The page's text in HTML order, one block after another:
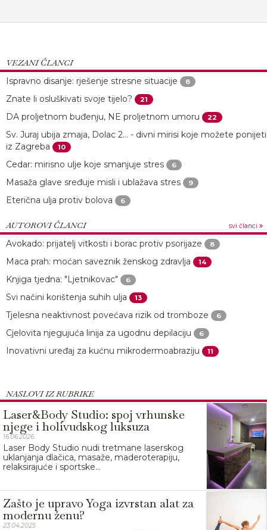
VEZANI ČLANCI
Ispravno disanje: rješenje stresne situacije
8
Znate li osluškivati svoje tijelo? 21
DA proljetnom buđenju, NE proljetnom umoru 22
Sv. Juraj ubija zmaja, Dolac 2... - divni mirisi koje možete ponijeti
iz Zagreba
10
Cedar: mirisno ulje koje smanjuje stres 6
Masaža glave sređuje misli i ublažava stres 9
Eterična ulja protiv bolova 6
AUTOROVI ČLANCI svi članci
Avokado: prijatelj vitkosti i borac protiv psorijaze 8
Maca prah: moćan saveznik ženskog zdravlja 14
Knjiga tjedna: "Ljetnikovac" 6
Svi načini korištenja suhih ulja 13
Tjelesna neaktivnost povećava rizik od tromboze 6
Cjelovita njegujuća linija za ugodnu depilaciju 6
Inovativni uređaj za kućnu mikrodermoabraziju 11
NASLOVI IZ RUBRIKE
Laser&Body Studio: spoj vrhunske
njege i holivudskog luksuza
16.06.2026.
Laser Body Studio nudi tretmane laserskog
uklanjanja dlačica, masaže, maderoterapiju,
relaksirajuće i sportske...
Zašto je upravo Yoga izvrstan alat za
modernu ženu?
23.04.2025.